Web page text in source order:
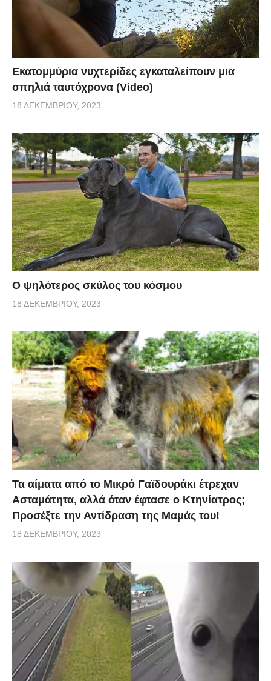
Εκατομμύρια νυχτερίδες εγκαταλείπουν μια
σπηλιά ταυτόχρονα (Video)
18 ΔΕΚΕΜΒΡΊΟΥ, 2023
Ο ψηλότερος σκύλος του κόσμου
18 ΔΕΚΕΜΒΡΊΟΥ, 2023
Τα αίματα από το Μικρό Γαϊδουράκι έτρεχαν
Ασταμάτητα, αλλά όταν έφτασε ο Κτηνίατρος;
Προσέξτε την Αντίδραση της Μαμάς του!
18 ΔΕΚΕΜΒΡΊΟΥ, 2023